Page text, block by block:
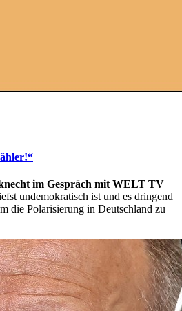
im Gespräch mit WELT TV
undemokratisch ist und es dringend
die Polarisierung in Deutschland zu